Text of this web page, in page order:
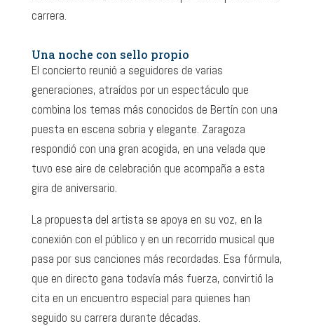
carrera.
Una noche con sello propio
El concierto reunió a seguidores de varias
generaciones, atraídos por un espectáculo que
combina los temas más conocidos de Bertín con una
puesta en escena sobria y elegante. Zaragoza
respondió con una gran acogida, en una velada que
tuvo ese aire de celebración que acompaña a esta
gira de aniversario.
La propuesta del artista se apoya en su voz, en la
conexión con el público y en un recorrido musical que
pasa por sus canciones más recordadas. Esa fórmula,
que en directo gana todavía más fuerza, convirtió la
cita en un encuentro especial para quienes han
seguido su carrera durante décadas.